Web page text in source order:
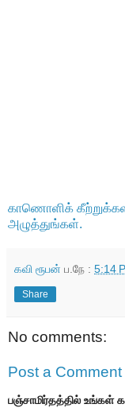
காணொளிக்
அழுத்துங்கள்.
கவி ரூபன் ப.நே : 5:14
Share
No comments:
Post a Comment
பஞ்சாமிர்தத்தில் உங்கள்